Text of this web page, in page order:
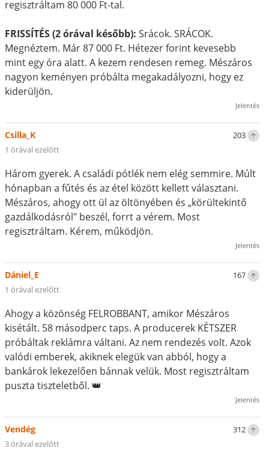
regisztráltam 80 000 Ft-tal.
FRISSÍTÉS (2 órával később): Srácok. SRÁCOK.
Megnéztem. Már 87 000 Ft. Hétezer forint kevesebb
mint egy óra alatt. A kezem rendesen remeg. Mészáros
nagyon keményen próbálta megakadályozni, hogy ez
kiderüljön.
Jelentés
203
Csilla_K
1 órával ezelőtt
Három gyerek. A családi pótlék nem elég semmire. Múlt
hónapban a fűtés és az étel között kellett választani.
Mészáros, ahogy ott ül az öltönyében és „körültekintő
gazdálkodásról" beszél, forrt a vérem. Most
regisztráltam. Kérem, működjön.
Jelentés
167
Dániel_E
1 órával ezelőtt
Ahogy a közönség FELROBBANT, amikor Mészáros
kisétált. 58 másodperc taps. A producerek KÉTSZER
próbáltak reklámra váltani. Az nem rendezés volt. Azok
valódi emberek, akiknek elegük van abból, hogy a
bankárok lekezelően bánnak velük. Most regisztráltam
puszta tiszteletből. 👑
Jelentés
312
Vendég
3 órával ezelőtt